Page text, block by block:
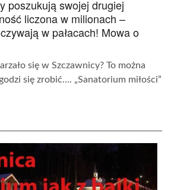
poszukują swojej drugiej
liczona w milionach –
w pałacach! Mowa o
się w Szczawnicy? To można
się zrobić…. „Sanatorium miłości”